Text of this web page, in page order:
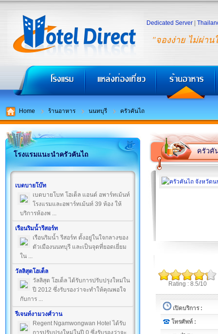
"จองง่าย ไม่ผ่าน
Dedicated Server
Home ร้านอาหาร นนทบุรี ครัวคันไถ
โรงแรมแนะนำครัวคันไถ
เบดบายโบ๊ท
เบดบายโบท โฮเต็ล แอนด์ อพาร์ทเม้นท์
โรงแรมและอพาร์ทเม้นท์ 39 ห้อง ให้
บริการห้องพ ...
เรือนริมน้ำรีสอร์ท
เรือนริมน้ำ รีสอร์ท ตั้งอยู่ในใจกลางของ
ตัวเมืองนนทบุรี และเป็นจุดที่ยอดเยี่ยม
ใน ...
วัลลิสุตโฮเต็ล
วัลลิสุต โฮเต็ล ได้รับการปรับปรุงใหม่ใน
ปี 2012 ซึ่งรับรองว่าจะทำให้คุณพอใจ
กับการ ...
รีเจนท์งามวงศ์วาน
Regent Ngamwongwan Hotel ได้รับ
การปรับปรุงใหม่ในปี 0 ซึ่งรับรองว่าจะ
ครัวคั
Rating : 8.5/10
เปิดบริการ :
โทรศัพท์ :